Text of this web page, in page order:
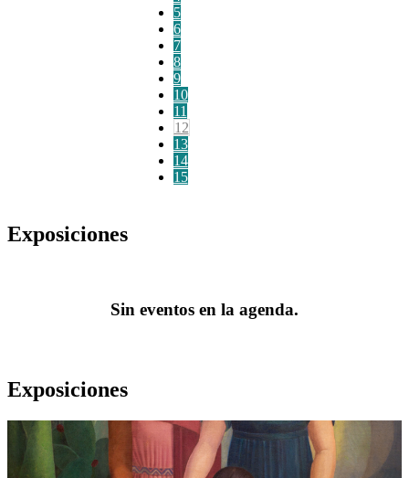
5
6
7
8
9
10
11
12
13
14
15
Exposiciones
Sin eventos en la agenda.
Exposiciones